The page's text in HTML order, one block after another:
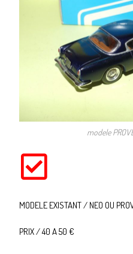
modele
MODELE EXISTANT / NEO OU
PRIX / 40 A 50 €